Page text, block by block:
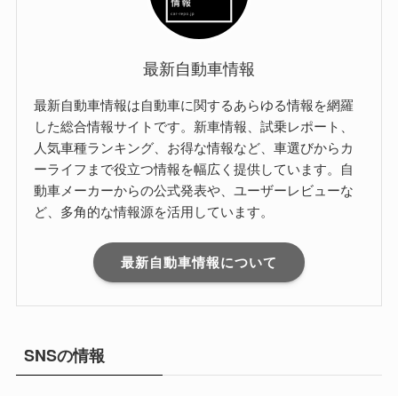
最新自動車情報
最新自動車情報は自動車に関するあらゆる情報を網羅
した総合情報サイトです。新車情報、試乗レポート、
人気車種ランキング、お得な情報など、車選びからカ
ーライフまで役立つ情報を幅広く提供しています。自
動車メーカーからの公式発表や、ユーザーレビューな
ど、多角的な情報源を活用しています。
最新自動車情報について
SNSの情報